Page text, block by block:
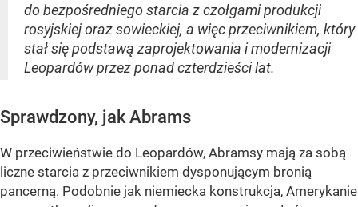
do bezpośredniego starcia z czołgami produkcji
rosyjskiej oraz sowieckiej, a więc przeciwnikiem, który
stał się podstawą zaprojektowania i modernizacji
Leopardów przez ponad czterdzieści lat.
Sprawdzony, jak Abrams
W przeciwieństwie do Leopardów, Abramsy mają za sobą
liczne starcia z przeciwnikiem dysponującym bronią
pancerną. Podobnie jak niemiecka konstrukcja, Amerykanie